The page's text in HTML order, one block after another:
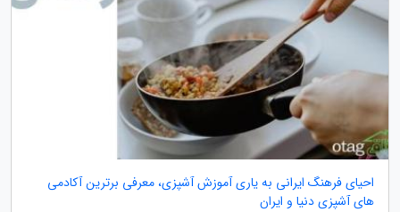
احیای فرهنگ ایرانی به یاری آموزش آشپزی، معرفی برترین آکادمی
های آشپزی دنیا و ایران